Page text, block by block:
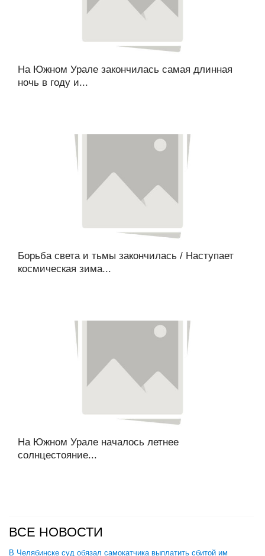
На Южном Урале закончилась самая длинная
ночь в году и...
Борьба света и тьмы закончилась / Наступает
космическая зима...
На Южном Урале началось летнее
солнцестояние...
ВСЕ НОВОСТИ
В Челябинске суд обязал самокатчика выплатить сбитой им